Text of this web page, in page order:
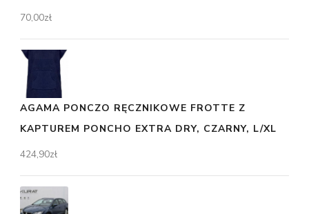
70,00zł
AGAMA PONCZO RĘCZNIKOWE FROTTE Z
KAPTUREM PONCHO EXTRA DRY, CZARNY, L/XL
424,90zł